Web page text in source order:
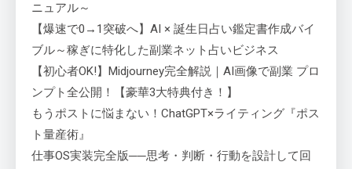
ニュアル～
【爆速で0→1突破へ】AI × 誕生日占い鑑定書作成バイ
ブル～稼ぎに特化した副業ネット占いビジネス
【初心者OK!】Midjourney完全解説｜AI画像で副業 プロ
ンプト全公開！【豪華3大特典付き！】
もうポストに悩まない！ChatGPT×ライティング『ポス
ト量産術』
仕事OS実装完全版──思考・判断・行動を設計して回